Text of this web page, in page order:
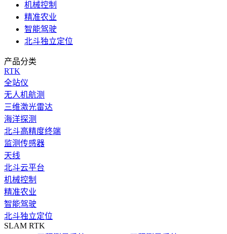
机械控制
精准农业
智能驾驶
北斗独立定位
产品分类
RTK
全站仪
无人机航测
三维激光雷达
海洋探测
北斗高精度终端
监测传感器
天线
北斗云平台
机械控制
精准农业
智能驾驶
北斗独立定位
SLAM RTK